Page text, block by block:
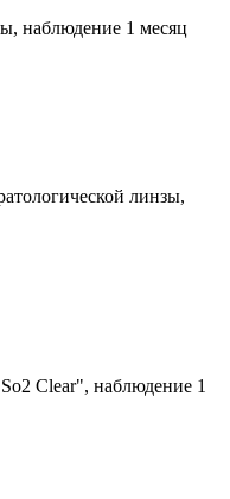
наблюдение 1 месяц
линзы,
Clear", наблюдение 1